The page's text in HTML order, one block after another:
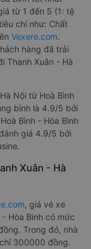
từ 1 đến 5 (1: tệ
chí như: Chất
Vexere.com.
hàng đã trải
Thanh Xuân - Hà
Nội từ Hoà Bình
bình là 4.9/5 bởi
Bình - Hòa Bình
giá 4.9/5 bởi
Xuân - Hà
, giá vé xe
Hòa Bình có mức
Trong đó, nhà
300000 đồng.